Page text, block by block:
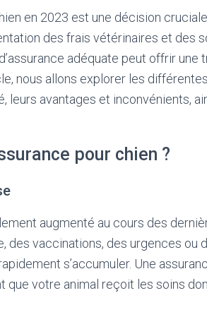
en 2023 est une décision
des frais vétérinaires et des
adéquate peut offrir une
nous allons explorer les
leurs avantages et inconvénients,
pour chien ?
augmenté au cours des
des vaccinations, des urgences ou
s’accumuler. Une
que votre animal reçoit les soins